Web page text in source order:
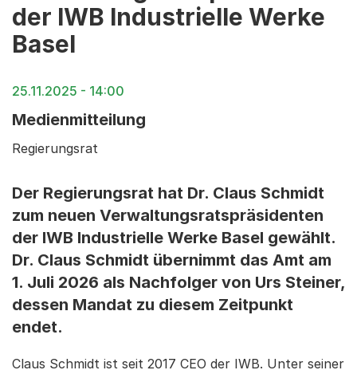
der IWB Industrielle Werke
Basel
25.11.2025 - 14:00
Medienmitteilung
Regierungsrat
Der Regierungsrat hat Dr. Claus Schmidt
zum neuen Verwaltungsratspräsidenten
der IWB Industrielle Werke Basel gewählt.
Dr. Claus Schmidt übernimmt das Amt am
1. Juli 2026 als Nachfolger von Urs Steiner,
dessen Mandat zu diesem Zeitpunkt
endet.
Claus Schmidt ist seit 2017 CEO der IWB. Unter seiner